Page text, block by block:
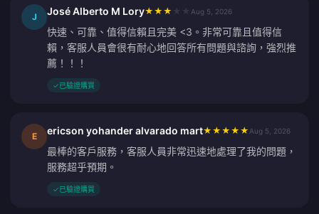
J José Alberto M Lory★ ★ ★ Aug 5, 2026
快速、可靠、值得信賴且完美 <3。非常可靠且值得信
賴，客服人員會很有耐心地回答所有問題與諮詢，強烈推
薦！！！
✓已驗證購買
E ericson yohander alvarado mart★ ★ ★ ★ ★ Aug 5, 2026
最棒的客戶服務，客服人員非常迅速地處理了我的問題，
服務超乎預期。
✓已驗證購買